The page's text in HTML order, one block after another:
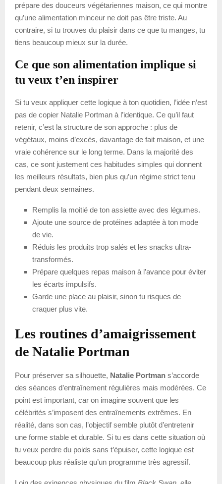
prépare des douceurs végétariennes maison, ce qui montre
qu’une alimentation minceur ne doit pas être triste. Au
contraire, si tu trouves du plaisir dans ce que tu manges, tu
tiens beaucoup mieux sur la durée.
Ce que son alimentation implique si
tu veux t’en inspirer
Si tu veux appliquer cette logique à ton quotidien, l’idée n’est
pas de copier Natalie Portman à l’identique. Ce qu’il faut
retenir, c’est la structure de son approche : plus de
végétaux, moins d’excès, davantage de fait maison, et une
vraie cohérence sur le long terme. Dans la majorité des
cas, ce sont justement ces habitudes simples qui donnent
les meilleurs résultats, bien plus qu’un régime strict tenu
pendant deux semaines.
Remplis la moitié de ton assiette avec des légumes.
Ajoute une source de protéines adaptée à ton mode
de vie.
Réduis les produits trop salés et les snacks ultra-
transformés.
Prépare quelques repas maison à l’avance pour éviter
les écarts impulsifs.
Garde une place au plaisir, sinon tu risques de
craquer plus vite.
Les routines d’amaigrissement
de Natalie Portman
Pour préserver sa silhouette, Natalie Portman s’accorde
des séances d’entraînement régulières mais modérées. Ce
point est important, car on imagine souvent que les
célébrités s’imposent des entraînements extrêmes. En
réalité, dans son cas, l’objectif semble plutôt d’entretenir
une forme stable et durable. Si tu es dans cette situation où
tu veux perdre du poids sans t’épuiser, cette logique est
beaucoup plus réaliste qu’un programme très agressif.